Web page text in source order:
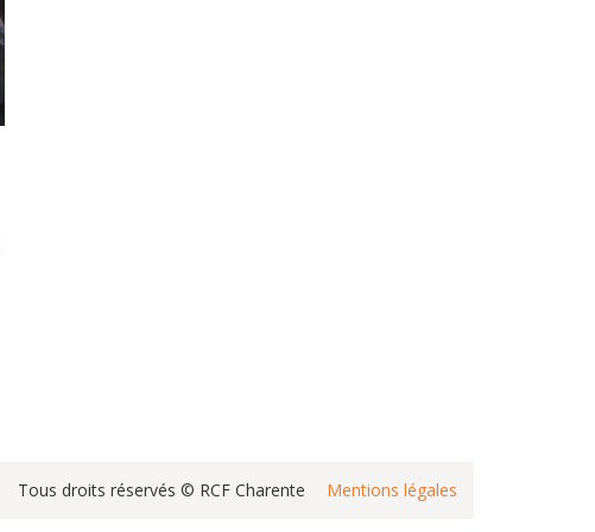
Tous droits réservés © RCF Charente Mentions légales